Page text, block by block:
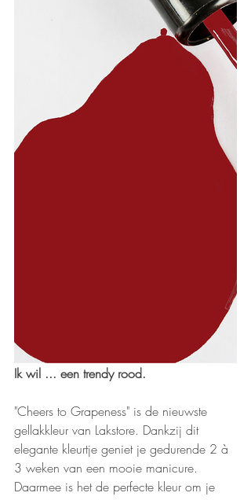
Ik wil ... een trendy rood.
"Cheers to Grapeness" is de nieuwste
gellakkleur van Lakstore. Dankzij dit
elegante kleurtje geniet je gedurende 2 à
3 weken van een mooie manicure.
Daarmee is het de perfecte kleur om je